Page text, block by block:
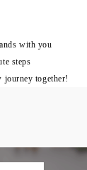
with you
steps
journey together!